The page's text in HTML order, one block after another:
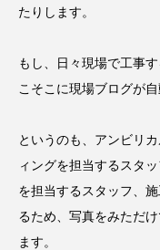
たりします。
もし、日々現場で工事
こそこに現場ブログが
というのも、アンビリ
ィングを担当するスタ
を担当するスタッフ、
るため、写真をみただ
ます。